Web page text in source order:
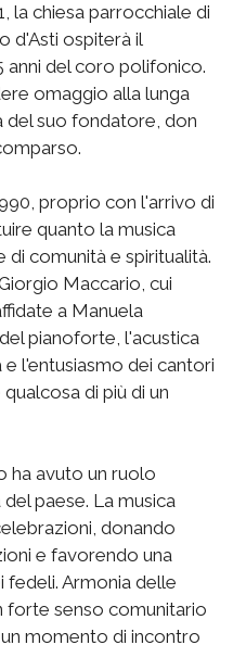
la chiesa parrocchiale di
d'Asti ospiterà il
del coro polifonico.
omaggio alla lunga
del suo fondatore, don
proprio con l'arrivo di
quanto la musica
comunità e spiritualità.
Maccario, cui
a Manuela
pianoforte, l'acustica
l'entusiasmo dei cantori
di più di un
ha avuto un ruolo
paese. La musica
donando
e favorendo una
fedeli. Armonia delle
forte senso comunitario
momento di incontro